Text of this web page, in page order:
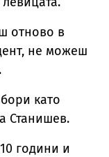
отново в
не можеш
като
Станишев.
години и